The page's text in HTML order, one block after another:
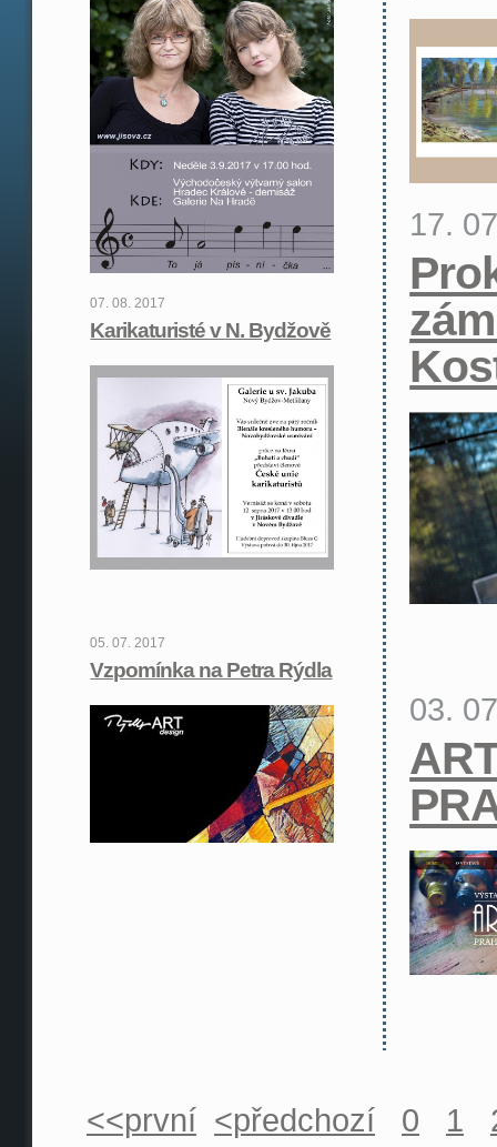
07. 08. 2017
Karikaturisté v N. Bydžově
05. 07. 2017
Vzpomínka na Petra Rýdla
17.
03.
<<první <předchozí 0 1